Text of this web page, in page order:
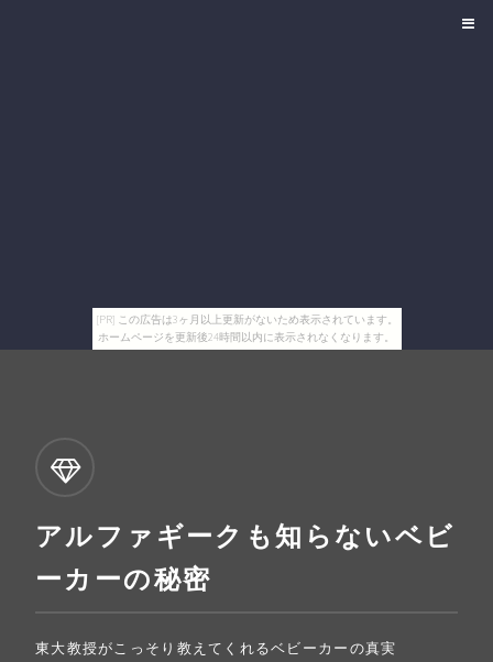
[PR] この広告は3ヶ月以上更新がないため表示されています。
ホームページを更新後24時間以内に表示されなくなります。
アルファギークも知らないベビ
ーカーの秘密
東大教授がこっそり教えてくれるベビーカーの真実